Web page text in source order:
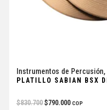
Instrumentos de Percusión,
PLATILLO SABIAN BSX
$830.700 $790.000 COP